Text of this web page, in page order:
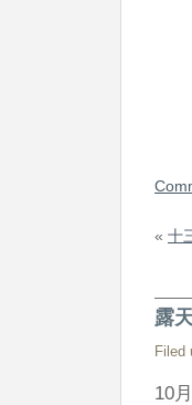
« 十
露
Filed
10